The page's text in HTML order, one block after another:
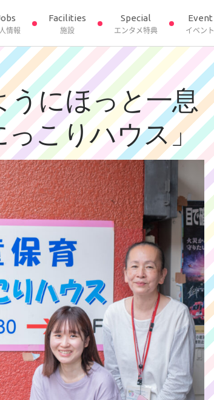
情報
Facilities
施設
Special
エンタメ特典
Event
イベント
にほっと一息
こりハウス」